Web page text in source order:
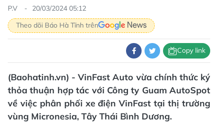
P.V
20/03/2024 05:12
Theo dõi Báo Hà Tĩnh trên
Copy link
(Baohatinh.vn) - VinFast Auto vừa chính thức ký
thỏa thuận hợp tác với Công ty Guam AutoSpot
về việc phân phối xe điện VinFast tại thị trường
vùng Micronesia, Tây Thái Bình Dương.